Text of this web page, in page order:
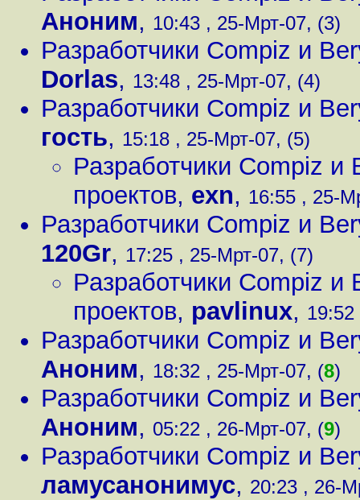
Аноним, 10:43 , 25-Мрт-07, (3)
Разработчики Compiz и
Dorlas, 13:48 , 25-Мрт-07, (4)
Разработчики Compiz и
гость, 15:18 , 25-Мрт-07, (5)
Разработчики Compiz
проектов, exn, 16:55 , 25-
Разработчики Compiz и
120Gr, 17:25 , 25-Мрт-07, (7)
Разработчики Compiz
проектов, pavlinux,
Разработчики Compiz и
Аноним, 18:32 , 25-Мрт-07, (8)
Разработчики Compiz и
Аноним, 05:22 , 26-Мрт-07, (9)
Разработчики Compiz и
ламусанонимус, 20:23 , 26-